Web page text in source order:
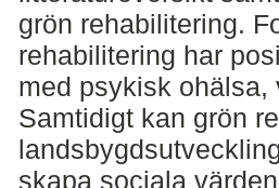
grön rehabilitering.
rehabilitering har
med psykisk ohälsa,
Samtidigt kan grön
skapa sociala